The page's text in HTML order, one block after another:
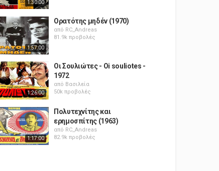
1:30:00
1:57:00
Ορατότης μηδέν (1970)
από RC_Andreas
81.9k προβολές
1:26:00
Οι Σουλιώτες - Oi souliotes -
1972
από Βασιλεία
50k προβολές
1:17:00
Πολυτεχνίτης και
ερημοσπίτης (1963)
από RC_Andreas
82.9k προβολές